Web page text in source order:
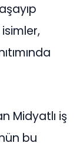
Midyatlı iş
bu